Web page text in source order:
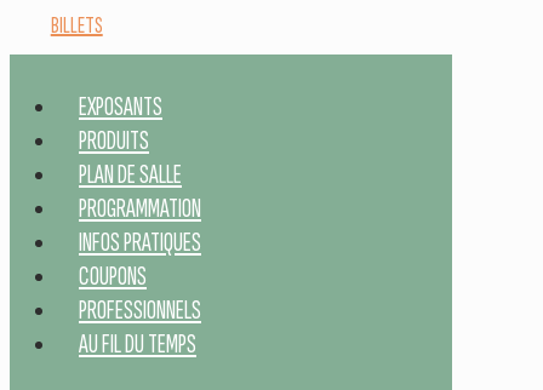
BILLETS
EXPOSANTS
PRODUITS
PLAN DE SALLE
PROGRAMMATION
INFOS PRATIQUES
COUPONS
PROFESSIONNELS
AU FIL DU TEMPS